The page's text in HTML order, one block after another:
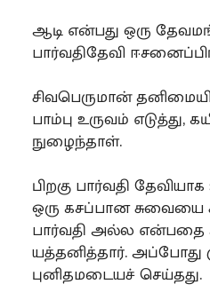
ஆடி என்பது ஒரு
பார்வதிதேவி
சிவபெருமான்
பாம்பு உருவம்
நுழைந்தாள்.
பிறகு பார்வதி
ஒரு கசப்பான
பார்வதி அல்ல என்பதை
யத்தனித்தார். அப்போது
புனிதமடையச் செய்தது.